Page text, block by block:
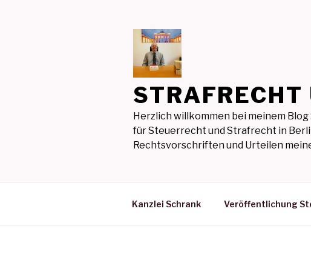
STRAFRECHT
Herzlich willkommen bei meinem
für Steuerrecht und Strafrecht in
Rechtsvorschriften und Urteilen
Kanzlei Schrank Veröffentlichung